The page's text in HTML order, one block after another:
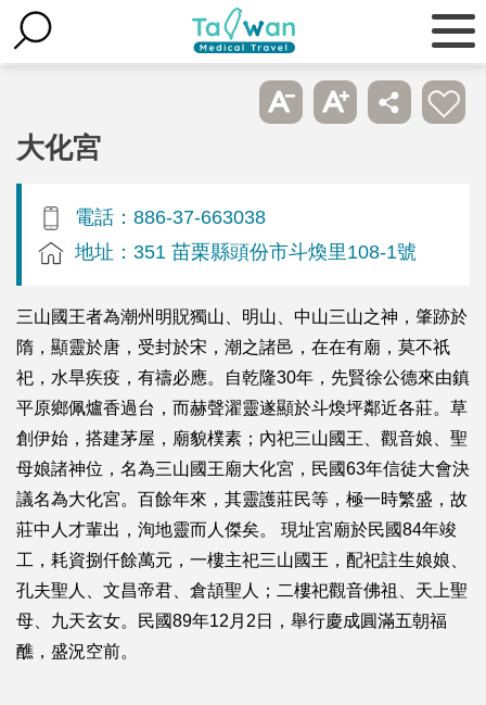
大化宮
電話：886-37-663038
地址：351 苗栗縣頭份市斗煥里108-1號
三山國王者為潮州明貺獨山、明山、中山三山之神，肇跡於
隋，顯靈於唐，受封於宋，潮之諸邑，在在有廟，莫不祇
祀，水旱疾疫，有禱必應。自乾隆30年，先賢徐公德來由鎮
平原鄉佩爐香過台，而赫聲濯靈遂顯於斗煥坪鄰近各莊。草
創伊始，搭建茅屋，廟貌樸素；內祀三山國王、觀音娘、聖
母娘諸神位，名為三山國王廟大化宮，民國63年信徒大會決
議名為大化宮。百餘年來，其靈護莊民等，極一時繁盛，故
莊中人才輩出，洵地靈而人傑矣。 現址宮廟於民國84年竣
工，耗資捌仟餘萬元，一樓主祀三山國王，配祀註生娘娘、
孔夫聖人、文昌帝君、倉頡聖人；二樓祀觀音佛祖、天上聖
母、九天玄女。民國89年12月2日，舉行慶成圓滿五朝福
醮，盛況空前。